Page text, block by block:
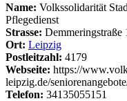
Name: Volkssolidarität
Pflegedienst
Strasse: Demmeringstraße
Ort: Leipzig
Postleitzahl: 4179
Webseite: https://
leipzig.de/
Telefon: 34135055151